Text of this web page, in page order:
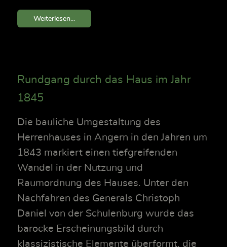
Weiterlesen...
Rundgang durch das Haus im Jahr
1845
Die bauliche Umgestaltung des
Herrenhauses in Angern in den Jahren um
1843 markiert einen tiefgreifenden
Wandel in der Nutzung und
Raumordnung des Hauses. Unter den
Nachfahren des Generals Christoph
Daniel von der Schulenburg wurde das
barocke Erscheinungsbild durch
klassizistische Elemente überformt, die